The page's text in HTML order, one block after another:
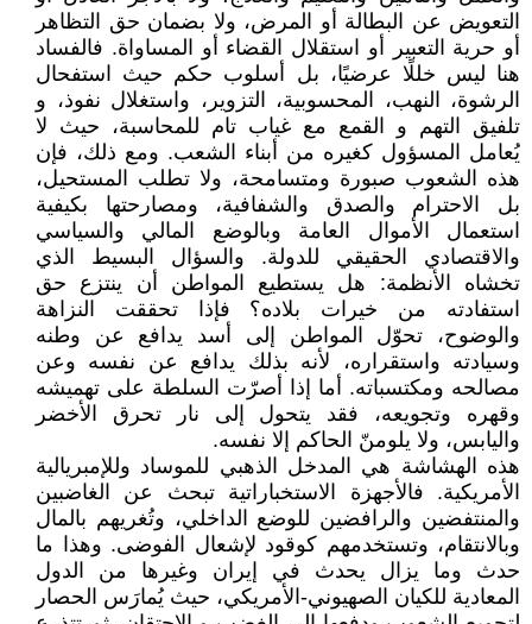
التعويض عن البطالة أو المرض، ولا بضمان حق التظاهر
أو حرية التعبير أو استقلال القضاء أو المساواة. فالفساد
هنا ليس خللًا عرضيًا، بل أسلوب حكم حيث استفحال
الرشوة، النهب، المحسوبية، التزوير، واستغلال نفوذ، و
تلفيق التهم و القمع مع غياب تام للمحاسبة، حيث لا
يُعامل المسؤول كغيره من أبناء الشعب. ومع ذلك، فإن
هذه الشعوب صبورة ومتسامحة، ولا تطلب المستحيل،
بل الاحترام والصدق والشفافية، ومصارحتها بكيفية
استعمال الأموال العامة وبالوضع المالي والسياسي
والاقتصادي الحقيقي للدولة. والسؤال البسيط الذي
تخشاه الأنظمة: هل يستطيع المواطن أن ينتزع حق
استفادته من خيرات بلاده؟ فإذا تحققت النزاهة
والوضوح، تحوّل المواطن إلى أسد يدافع عن وطنه
وسيادته واستقراره، لأنه بذلك يدافع عن نفسه وعن
مصالحه ومكتسباته. أما إذا أصرّت السلطة على تهميشه
وقهره وتجويعه، فقد يتحول إلى نار تحرق الأخضر
واليابس، ولا يلومنّ الحاكم إلا نفسه.
هذه الهشاشة هي المدخل الذهبي للموساد وللإمبريالية
الأمريكية. فالأجهزة الاستخباراتية تبحث عن الغاضبين
والمنتفضين والرافضين للوضع الداخلي، وتُغريهم بالمال
وبالانتقام، وتستخدمهم كوقود لإشعال الفوضى. وهذا ما
حدث وما يزال يحدث في إيران وغيرها من الدول
المعادية للكيان الصهيوني-الأمريكي، حيث يُمارَس الحصار